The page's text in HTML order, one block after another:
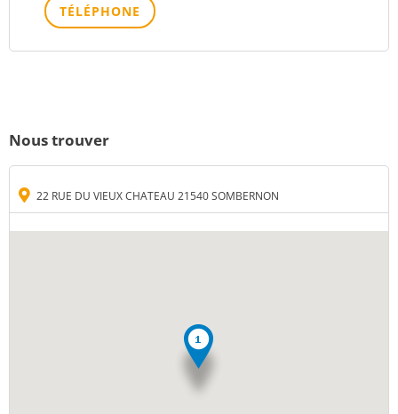
TÉLÉPHONE
Nous trouver
22 RUE DU VIEUX CHATEAU 21540 SOMBERNON